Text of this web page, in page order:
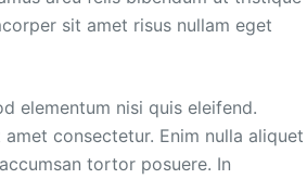
sit amet risus nullam eget
elementum nisi quis eleifend.
consectetur. Enim nulla aliquet
tortor posuere. In